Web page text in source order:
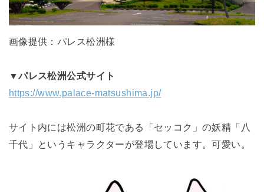
画像提供：パレス松洲様
▼パレス松洲公式サイト
https://www.palace-matsushima.jp/
サイト内には松洲の町花である「セッコク」の妖精「八
千代」というキャラクターが登場しています。可愛い。